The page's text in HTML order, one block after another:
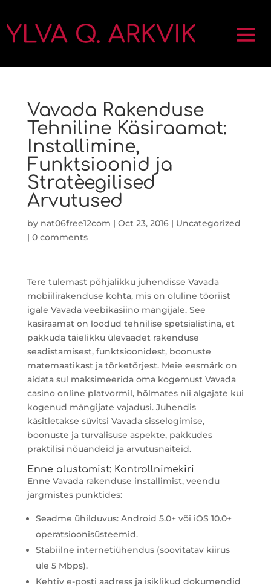
Vavada Rakenduse
Tehniline Käsiraamat:
Installimine,
Funktsioonid ja
Stratèegilised
Arvutused
by nat06free12com | Oct 23, 2016| Uncategorized
| 0 comments
Tere tulemast põhjalikku juhendisse Vavada
mobiilirakenduse kohta, mis on oluline tööriist
igale Vavada veebikasiino mängijale. See
käsiraamat on loodud tehnilise spetsialistina, et
pakkuda täielikku ülevaadet rakenduse
seadistamisest, funktsioonidest, boonuste
matemaatikast ja tõrketõrjest. Meie eesmärk on
aidata sul maksimeerida oma kogemust Vavada
casino online platvormil, hõlmates nii algajate kui
kogenud mängijate vajadusi. Juhendis
käsitletakse süvitsi Vavada sisselogimise,
boonuste ja turvalisuse aspekte, pakkudes
praktilisi nõuandeid ja arvutusnäiteid.
Enne alustamist: Kontrollnimekiri
Enne Vavada rakenduse installimist, veendu
järgmistes punktides:
Seadme ühilduvus: Android 5.0+ või iOS 10.0+
operatsioonisüsteemid.
Stabiilne internetiühendus (soovitatav kiirus
üle 5 Mbps).
Kehtiv e-posti aadress ja isiklikud dokumendid